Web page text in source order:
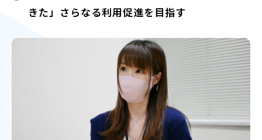
きた」さらなる利用促進を目指す